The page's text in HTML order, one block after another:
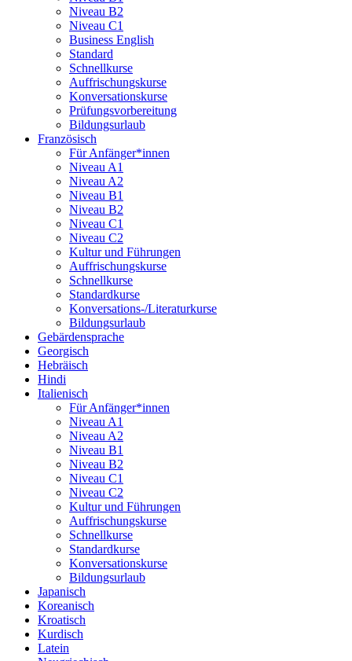
Niveau B2
Niveau C1
Business English
Standard
Schnellkurse
Auffrischungskurse
Konversationskurse
Prüfungsvorbereitung
Bildungsurlaub
Französisch
Für Anfänger*innen
Niveau A1
Niveau A2
Niveau B1
Niveau B2
Niveau C1
Niveau C2
Kultur und Führungen
Auffrischungskurse
Schnellkurse
Standardkurse
Konversations-/Literaturkurse
Bildungsurlaub
Gebärdensprache
Georgisch
Hebräisch
Hindi
Italienisch
Für Anfänger*innen
Niveau A1
Niveau A2
Niveau B1
Niveau B2
Niveau C1
Niveau C2
Kultur und Führungen
Auffrischungskurse
Schnellkurse
Standardkurse
Konversationskurse
Bildungsurlaub
Japanisch
Koreanisch
Kroatisch
Kurdisch
Latein